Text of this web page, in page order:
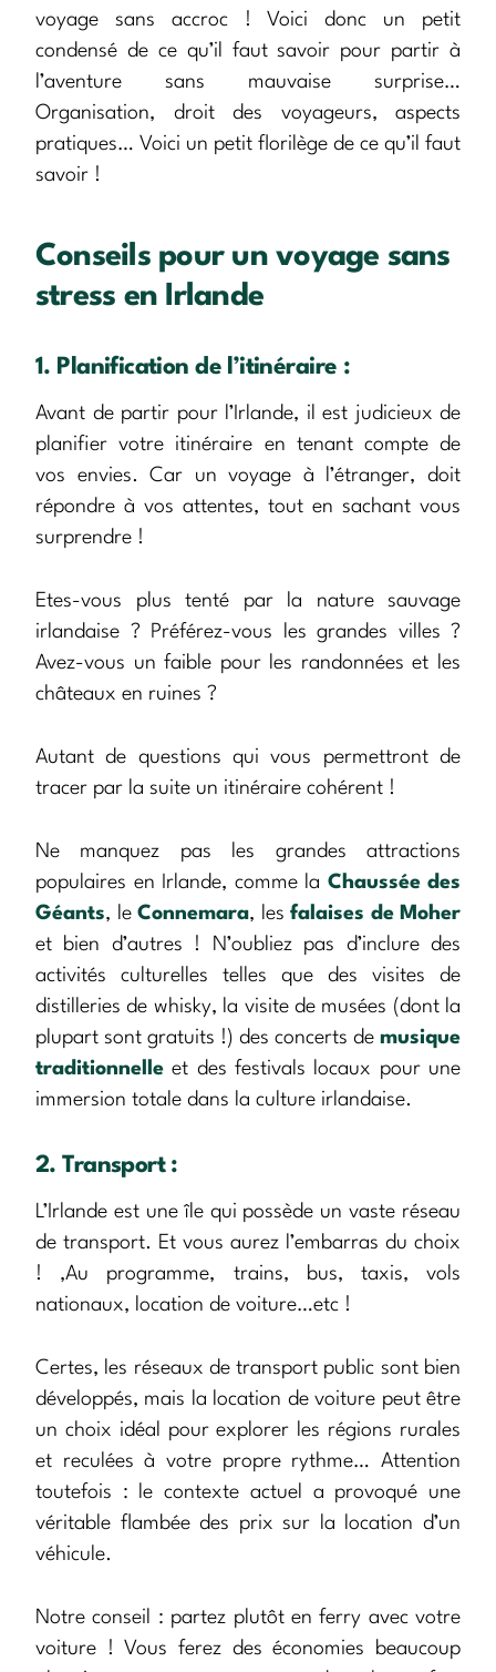
voyage sans accroc ! Voici donc un petit
condensé de ce qu’il faut savoir pour partir à
l’aventure sans mauvaise surprise…
Organisation, droit des voyageurs, aspects
pratiques… Voici un petit florilège de ce qu’il faut
savoir !
Conseils pour un voyage sans
stress en Irlande
1. Planification de l’itinéraire :
Avant de partir pour l’Irlande, il est judicieux de
planifier votre itinéraire en tenant compte de
vos envies. Car un voyage à l’étranger, doit
répondre à vos attentes, tout en sachant vous
surprendre !
Etes-vous plus tenté par la nature sauvage
irlandaise ? Préférez-vous les grandes villes ?
Avez-vous un faible pour les randonnées et les
châteaux en ruines ?
Autant de questions qui vous permettront de
tracer par la suite un itinéraire cohérent !
Ne manquez pas les grandes attractions
populaires en Irlande, comme la Chaussée des
Géants, le Connemara, les falaises de Moher
et bien d’autres ! N’oubliez pas d’inclure des
activités culturelles telles que des visites de
distilleries de whisky, la visite de musées (dont la
plupart sont gratuits !) des concerts de musique
traditionnelle et des festivals locaux pour une
immersion totale dans la culture irlandaise.
2. Transport :
L’Irlande est une île qui possède un vaste réseau
de transport. Et vous aurez l’embarras du choix
! ,Au programme, trains, bus, taxis, vols
nationaux, location de voiture…etc !
Certes, les réseaux de transport public sont bien
développés, mais la location de voiture peut être
un choix idéal pour explorer les régions rurales
et reculées à votre propre rythme… Attention
toutefois : le contexte actuel a provoqué une
véritable flambée des prix sur la location d’un
véhicule.
Notre conseil : partez plutôt en ferry avec votre
voiture ! Vous ferez des économies beaucoup